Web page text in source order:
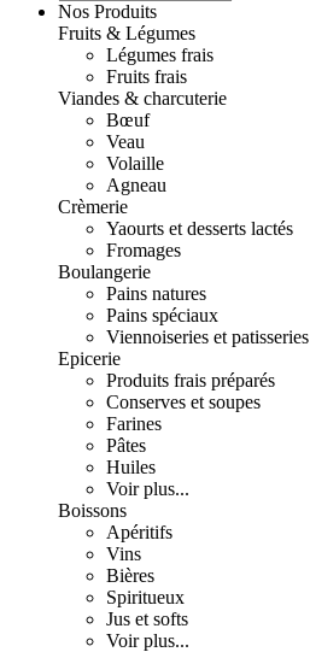
Nos Produits
Fruits & Légumes
Légumes frais
Fruits frais
Viandes & charcuterie
Bœuf
Veau
Volaille
Agneau
Crèmerie
Yaourts et desserts lactés
Fromages
Boulangerie
Pains natures
Pains spéciaux
Viennoiseries et patisseries
Epicerie
Produits frais préparés
Conserves et soupes
Farines
Pâtes
Huiles
Voir plus...
Boissons
Apéritifs
Vins
Bières
Spiritueux
Jus et softs
Voir plus...